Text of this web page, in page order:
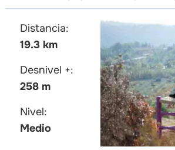
Distancia:
19.3 km
Desnivel +:
258 m
Nivel:
Medio